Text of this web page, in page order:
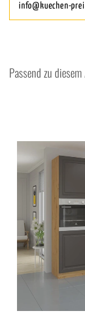
info@kuechen-
Passend zu